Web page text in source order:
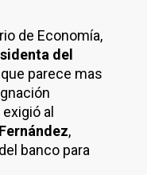
de Economía,
del
parece mas
al
,
banco para